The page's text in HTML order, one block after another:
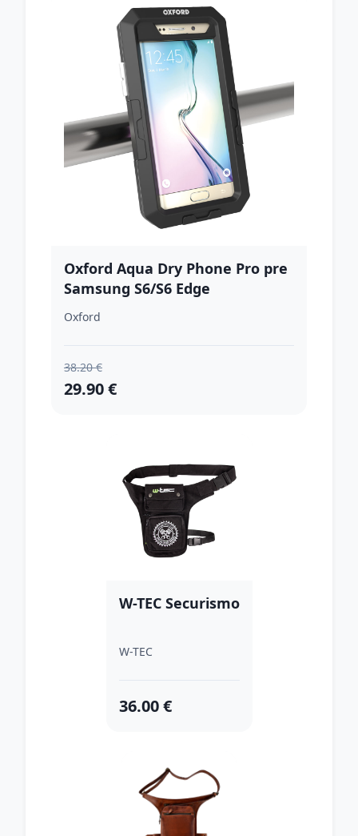
Oxford Aqua Dry Phone Pro pre
Samsung S6/S6 Edge
Oxford
38.20 €
29.90 €
W-TEC Securismo
W-TEC
36.00 €